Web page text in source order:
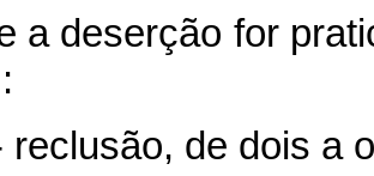
a deserção for
reclusão, de dois a